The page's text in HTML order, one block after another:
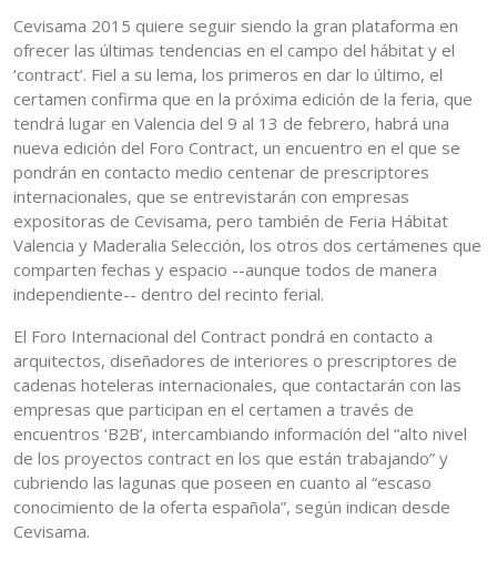
Cevisama 2015 quiere seguir siendo la gran plataforma en
ofrecer las últimas tendencias en el campo del hábitat y el
‘contract’. Fiel a su lema, los primeros en dar lo último, el
certamen confirma que en la próxima edición de la feria, que
tendrá lugar en Valencia del 9 al 13 de febrero, habrá una
nueva edición del Foro Contract, un encuentro en el que se
pondrán en contacto medio centenar de prescriptores
internacionales, que se entrevistarán con empresas
expositoras de Cevisama, pero también de Feria Hábitat
Valencia y Maderalia Selección, los otros dos certámenes que
comparten fechas y espacio --aunque todos de manera
independiente-- dentro del recinto ferial.
El Foro Internacional del Contract pondrá en contacto a
arquitectos, diseñadores de interiores o prescriptores de
cadenas hoteleras internacionales, que contactarán con las
empresas que participan en el certamen a través de
encuentros ‘B2B’, intercambiando información del “alto nivel
de los proyectos contract en los que están trabajando” y
cubriendo las lagunas que poseen en cuanto al “escaso
conocimiento de la oferta española”, según indican desde
Cevisama.